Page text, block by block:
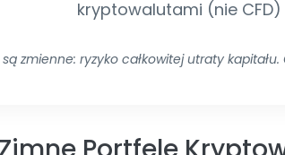
kryptowalutami (nie CFD)
zmienne: ryzyko całkowitej utraty kapitału.